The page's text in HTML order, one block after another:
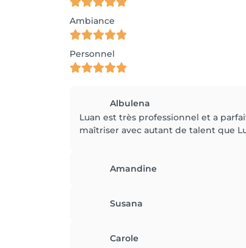
Ambiance
Personnel
Albulena
Luan est très professionnel et a
maîtriser avec autant de talent que
Amandine
Susana
Carole